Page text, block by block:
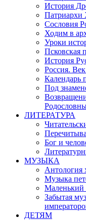
История
Патриархи
Сословия
Ходим в
Уроки
Псковская
История
Россия.
Календарь
Под
ЛИТЕРАТУРА
Бог и
МУЗЫКА
Антология
Музыка
Маленький
Забытая
ДЕТЯМ